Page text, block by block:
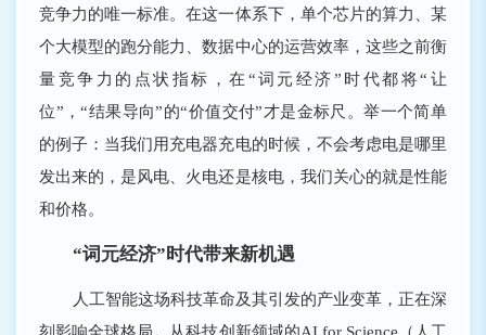
竞争力的唯一标准。在这一体系下，单个芯片的算力、某
个大模型的跑分能力、数据中心的运营效率，这些之前衡
量竞争力的点状指标，在“词元经济”时代都将“让
位”，“结果导向”的“价值交付”才是金标尺。举一个简单
的例子：当我们用充电器充电的时候，不会考虑电是哪里
发出来的，是风电、火电还是核电，我们关心的就是性能
和价格。
“词元经济”时代带来新机遇
人工智能这场科技革命及其引发的产业变革，正在深